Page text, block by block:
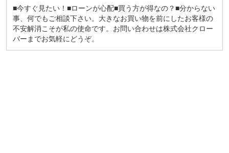
■今すぐ見たい！■ローンが心配■買う方が得なの？■分からない
事、何でもご相談下さい。大きなお買い物を前にしたお客様の
不安解消こそが私の使命です。お問い合わせは株式会社クロー
バーまでお気軽にどうぞ。